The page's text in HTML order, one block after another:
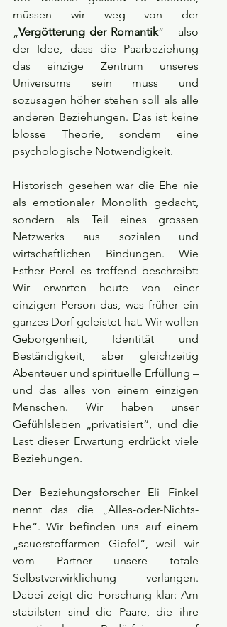
müssen wir weg von der
Vergötterung der Romantik“ – also
der Idee, dass die Paarbeziehung
das einzige Zentrum unseres
Universums sein muss und
sozusagen höher stehen soll als alle
anderen Beziehungen. Das ist keine
blosse Theorie, sondern eine
psychologische Notwendigkeit.
Historisch gesehen war die Ehe nie
als emotionaler Monolith gedacht,
sondern als Teil eines grossen
Netzwerks aus sozialen und
wirtschaftlichen Bindungen. Wie
Esther Perel es treffend beschreibt:
Wir erwarten heute von einer
einzigen Person das, was früher ein
ganzes Dorf geleistet hat. Wir wollen
Geborgenheit, Identität und
Beständigkeit, aber gleichzeitig
Abenteuer und spirituelle Erfüllung –
und das alles von einem einzigen
Menschen. Wir haben unser
Gefühlsleben „privatisiert“, und die
Last dieser Erwartung erdrückt viele
Beziehungen.
Der Beziehungsforscher Eli Finkel
nennt das die „Alles-oder-Nichts-
Ehe“. Wir befinden uns auf einem
„sauerstoffarmen Gipfel“, weil wir
vom Partner unsere totale
Selbstverwirklichung verlangen.
Dabei zeigt die Forschung klar: Am
stabilsten sind die Paare, die ihre